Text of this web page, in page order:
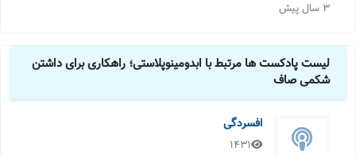
3 سال پیش
لیست پادکست ها مرتبط با ابدومینوپلاستی؛ راهکاری برای داشتن
شکمی صاف
افسردگی
1431